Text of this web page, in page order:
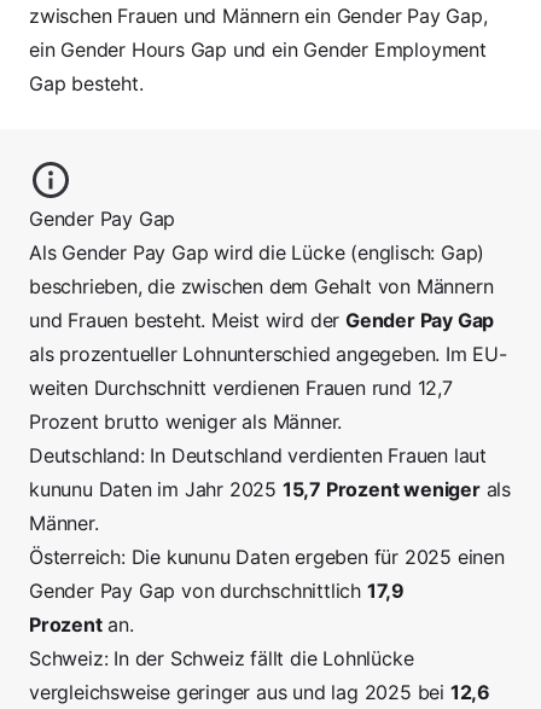
zwischen Frauen und Männern ein Gender Pay Gap,
ein Gender Hours Gap und ein Gender Employment
Gap besteht.
Gender Pay Gap
Als Gender Pay Gap wird die Lücke (englisch: Gap)
beschrieben, die zwischen dem Gehalt von Männern
und Frauen besteht. Meist wird derGender Pay Gap
als prozentueller Lohnunterschied angegeben. Im EU-
weiten Durchschnitt verdienen Frauen rund 12,7
Prozent brutto weniger als Männer.
Deutschland: In Deutschland verdienten Frauen laut
kununu Daten im Jahr 2025 15,7 Prozent wenigerals
Männer.
Österreich: Die kununu Daten ergeben für 2025 einen
Gender Pay Gap von durchschnittlich 17,9
Prozentan.
Schweiz: In der Schweiz fällt die Lohnlücke
vergleichsweise geringer aus und lag 2025 bei 12,6